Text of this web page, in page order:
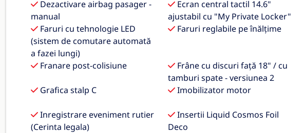
Dezactivare airbag pasager -
manual
Ecran central tactil 14.6"
ajustabil cu "My Private Locker"
Faruri cu tehnologie LED
(sistem de comutare automată
a fazei lungi)
Faruri reglabile pe înălțime
Franare post-colisiune
Frâne cu discuri față 18" / cu
tamburi spate - versiunea 2
Grafica stalp C Imobilizator motor
Inregistrare eveniment rutier
(Cerinta legala)
Insertii Liquid Cosmos Foil
Deco